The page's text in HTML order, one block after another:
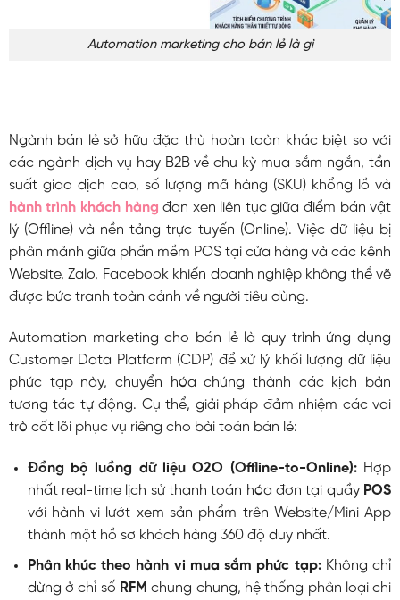
Automation marketing cho bán lẻ là gì
Ngành bán lẻ sở hữu đặc thù hoàn toàn khác biệt so với
các ngành dịch vụ hay B2B về chu kỳ mua sắm ngắn, tần
suất giao dịch cao, số lượng mã hàng (SKU) khổng lồ và
hành trình khách hàng đan xen liên tục giữa điểm bán vật
lý (Offline) và nền tảng trực tuyến (Online). Việc dữ liệu bị
phân mảnh giữa phần mềm POS tại cửa hàng và các kênh
Website, Zalo, Facebook khiến doanh nghiệp không thể vẽ
được bức tranh toàn cảnh về người tiêu dùng.
Automation marketing cho bán lẻ là quy trình ứng dụng
Customer Data Platform (CDP) để xử lý khối lượng dữ liệu
phức tạp này, chuyển hóa chúng thành các kịch bản
tương tác tự động. Cụ thể, giải pháp đảm nhiệm các vai
trò cốt lõi phục vụ riêng cho bài toán bán lẻ:
Đồng bộ luồng dữ liệu O2O (Offline-to-Online):Hợp
nhất real-time lịch sử thanh toán hóa đơn tại quầy POS
với hành vi lướt xem sản phẩm trên Website/Mini App
thành một hồ sơ khách hàng 360 độ duy nhất.
Phân khúc theo hành vi mua sắm phức tạp:Không chỉ
dừng ở chỉ số RFM chung chung, hệ thống phân loại chi